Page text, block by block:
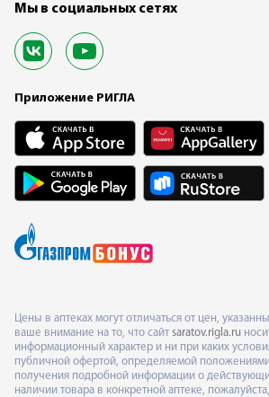
Мы в социальных сетях
Приложение РИГЛА
Цены в аптеках могут отличаться от цен,
ваше внимание на то, что сайт saratov.rigla.ru
информационный характер и ни при каких
публичной офертой, определяемой
получения подробной информации о
наличии товара в конкретной аптеке,